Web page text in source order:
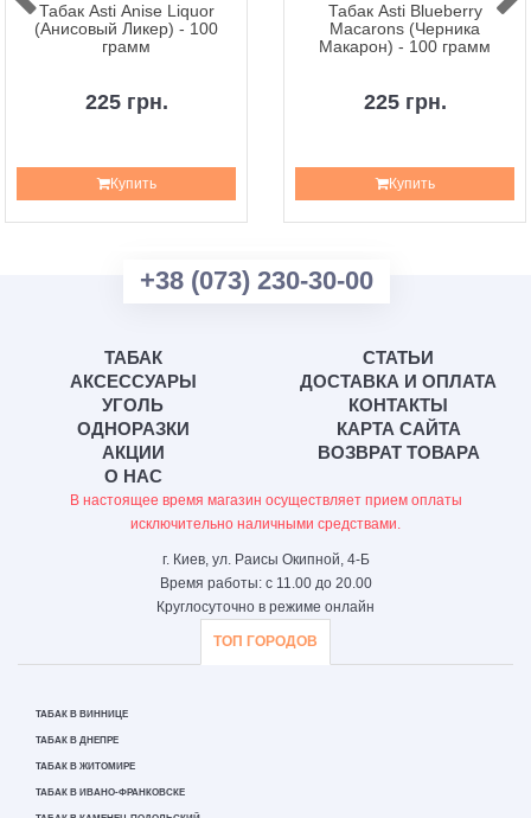
Табак Asti Anise Liquor
(Анисовый Ликер) - 100
грамм
225 грн.
Купить
Табак Asti Blueberry
Macarons (Черника
Макарон) - 100 грамм
225 грн.
Купить
+38 (073) 230-30-00
ТАБАК
АКСЕССУАРЫ
УГОЛЬ
ОДНОРАЗКИ
АКЦИИ
О НАС
СТАТЬИ
ДОСТАВКА И ОПЛАТА
КОНТАКТЫ
КАРТА САЙТА
ВОЗВРАТ ТОВАРА
В настоящее время магазин осуществляет прием оплаты
исключительно наличными средствами.
г. Киев, ул. Раисы Окипной, 4-Б
Время работы: с 11.00 до 20.00
Круглосуточно в режиме онлайн
ТОП ГОРОДОВ
ТАБАК В ВИННИЦЕ
ТАБАК В ДНЕПРЕ
ТАБАК В ЖИТОМИРЕ
ТАБАК В ИВАНО-ФРАНКОВСКЕ